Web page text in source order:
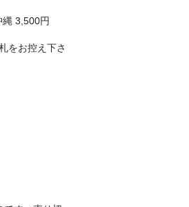
3,500円
をお控え下さ